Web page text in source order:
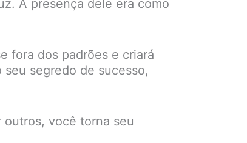
A presença dele era como
fora dos padrões e criará
segredo de sucesso,
você torna seu